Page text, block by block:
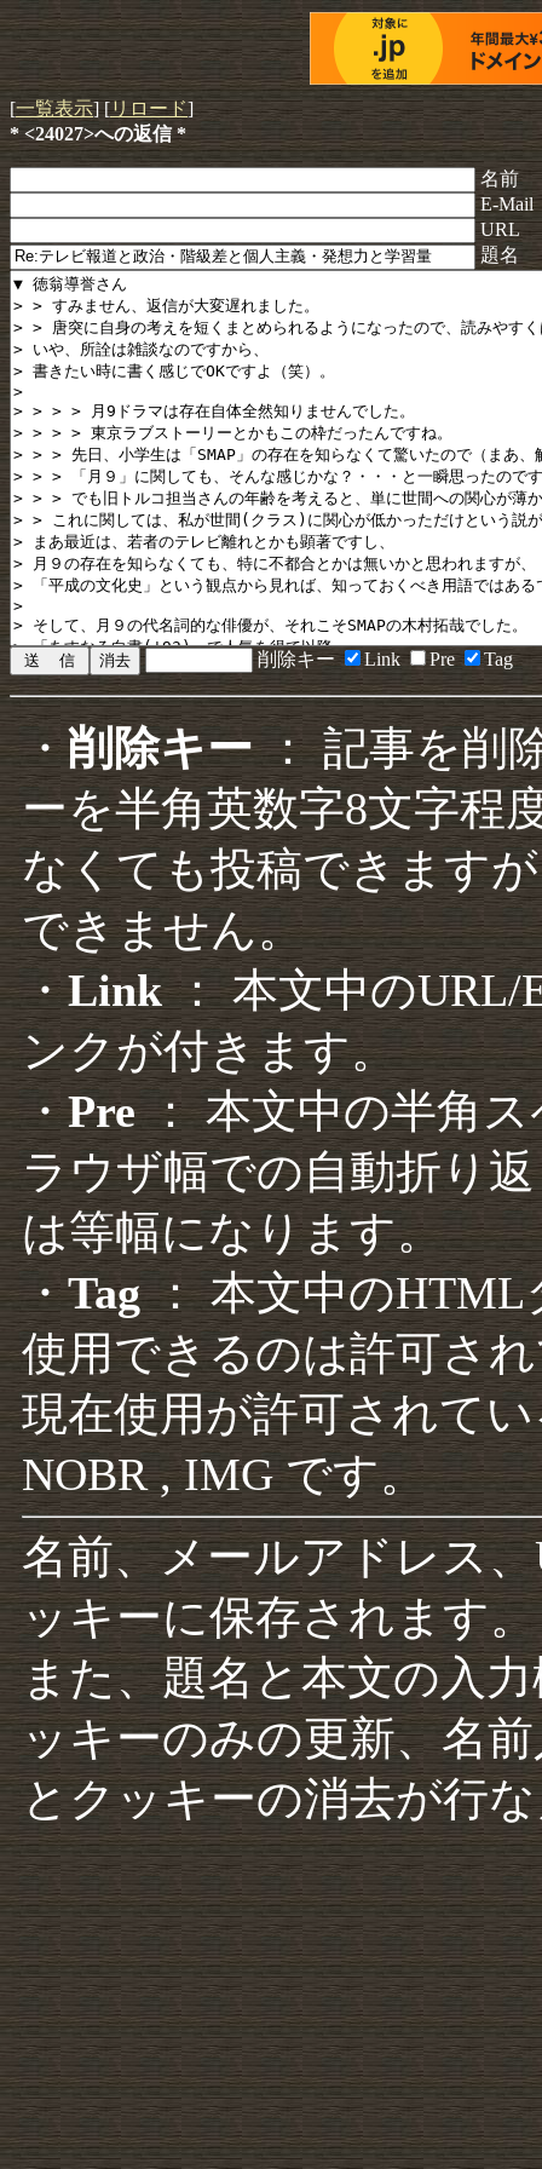
[一覧表示] [リロード]
* <24027>への返信 *
名前
E-Mail
URL
題名
削除キー Link Pre Tag
・削除キー： 記事を削
ーを半角英数字8文字程
なくても投稿できます
できません。
・Link： 本文中のURL/
ンクが付きます。
・Pre： 本文中の半角
ラウザ幅での自動折り
は等幅になります。
・Tag： 本文中のHTML
使用できるのは許可さ
現在使用が許可されて
NOBR , IMG です。
名前、メールアドレス
ッキーに保存されます。
また、題名と本文の入
ッキーのみの更新、名
とクッキーの消去が行